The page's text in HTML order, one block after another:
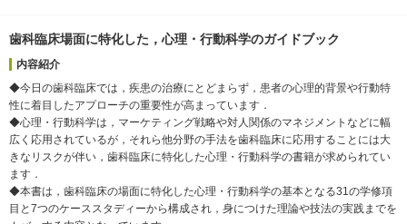
歯科臨床場面に特化した，心理・行動科学のガイドブック
内容紹介
◆今日の歯科臨床では，疾患の治療にとどまらず，患者の心理的背景や行動特
性に着目したアプローチの重要性が高まっています．
◆心理・行動科学は，マーケティング戦略や対人関係のマネジメントなどに幅
広く応用されているが，それら他分野の手法を歯科臨床に応用することには大
きなリスクが伴い，歯科臨床に特化した心理・行動科学の書籍が求められてい
ます．
◆本書は，歯科臨床の場面に特化した心理・行動科学の基本となる31の学修項
目と7つのケーススタディーから構成され，身につけた理論や技法の実践までを